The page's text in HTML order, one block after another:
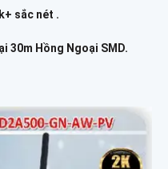
sắc nét .
30m Hồng Ngoại SMD.